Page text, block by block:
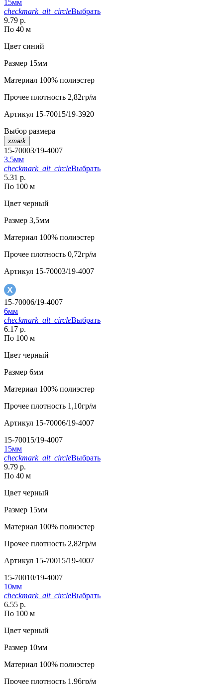
15мм
checkmark_alt_circleВыбрать
9.79 р.
По 40 м
Цвет синий
Размер 15мм
Материал 100% полиэстер
Прочее плотность 2,82гр/м
Артикул 15-70015/19-3920
Выбор размера
xmark
15-70003/19-4007
3,5мм
checkmark_alt_circleВыбрать
5.31 р.
По 100 м
Цвет черный
Размер 3,5мм
Материал 100% полиэстер
Прочее плотность 0,72гр/м
Артикул 15-70003/19-4007
15-70006/19-4007
6мм
checkmark_alt_circleВыбрать
6.17 р.
По 100 м
Цвет черный
Размер 6мм
Материал 100% полиэстер
Прочее плотность 1,10гр/м
Артикул 15-70006/19-4007
15-70015/19-4007
15мм
checkmark_alt_circleВыбрать
9.79 р.
По 40 м
Цвет черный
Размер 15мм
Материал 100% полиэстер
Прочее плотность 2,82гр/м
Артикул 15-70015/19-4007
15-70010/19-4007
10мм
checkmark_alt_circleВыбрать
6.55 р.
По 100 м
Цвет черный
Размер 10мм
Материал 100% полиэстер
Прочее плотность 1,96гр/м